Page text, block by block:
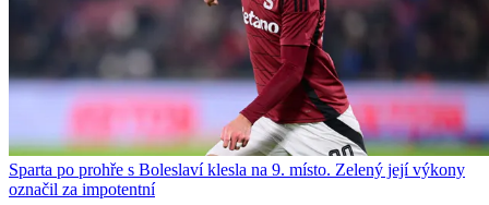
Sparta po prohře s Boleslaví klesla na 9. místo. Zelený její výkony
označil za impotentní